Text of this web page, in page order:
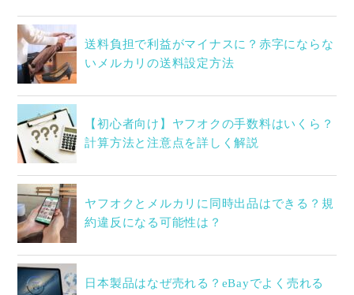
送料負担で利益がマイナスに？赤字にならな
いメルカリの送料設定方法
【初心者向け】ヤフオクの手数料はいくら？
計算方法と注意点を詳しく解説
ヤフオクとメルカリに同時出品はできる？規
約違反になる可能性は？
日本製品はなぜ売れる？eBayでよく売れる